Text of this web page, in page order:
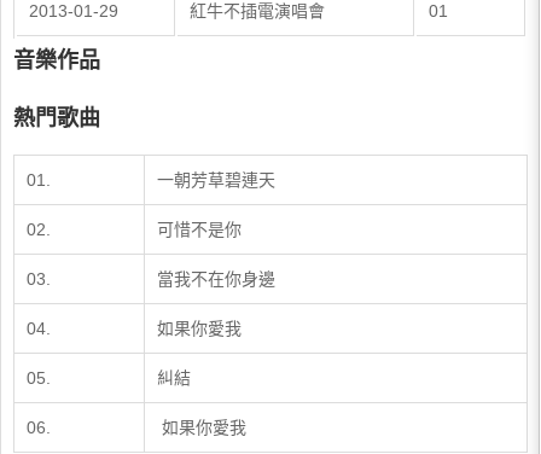
2013-01-29 紅牛不插電演唱會 01
音樂作品
熱門歌曲
01. 一朝芳草碧連天
02. 可惜不是你
03. 當我不在你身邊
04. 如果你愛我
​05. ​糾結
​06. ​ 如果你愛我